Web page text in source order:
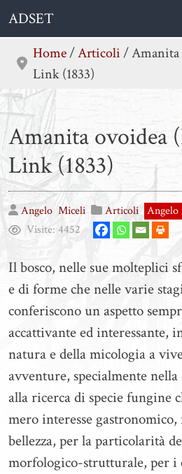
Skip
content
ADSET
Home/Articoli/Amanita
Link (1833)
Amanita ovoidea
Link (1833)
Angelo Miceli Articoli
Visite: 4452
Il bosco, nelle sue molteplici
e di forme che nelle varie
conferiscono un aspetto
accattivante ed interessante,
natura e della micologia a
avventure, specialmente
alla ricerca di specie fungine
mero interesse
bellezza, per la particolarità
morfologico-strutturale, per